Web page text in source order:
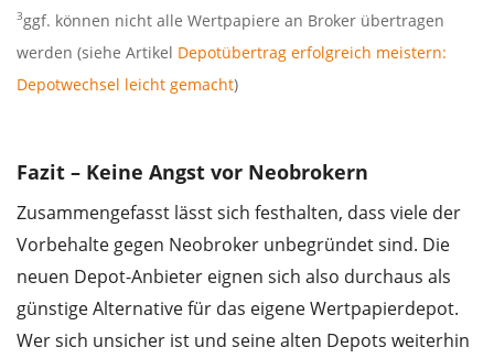
3ggf. können nicht alle Wertpapiere an Broker übertragen
werden (siehe Artikel Depotübertrag erfolgreich meistern:
Depotwechsel leicht gemacht)
Fazit – Keine Angst vor Neobrokern
Zusammengefasst lässt sich festhalten, dass viele der
Vorbehalte gegen Neobroker unbegründet sind. Die
neuen Depot-Anbieter eignen sich also durchaus als
günstige Alternative für das eigene Wertpapierdepot.
Wer sich unsicher ist und seine alten Depots weiterhin